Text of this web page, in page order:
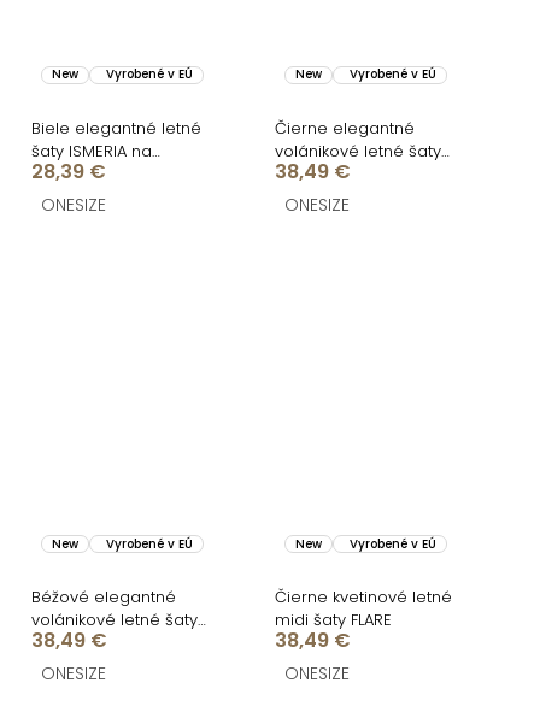
New Vyrobené v EÚ
Biele elegantné letné
šaty ISMERIA na
ramienkach
28,39 €
ONESIZE
New Vyrobené v EÚ
Čierne elegantné
volánikové letné šaty
VELANA
38,49 €
ONESIZE
New Vyrobené v EÚ
Béžové elegantné
volánikové letné šaty
VELANA
38,49 €
ONESIZE
New Vyrobené v EÚ
Čierne kvetinové letné
midi šaty FLARE
38,49 €
ONESIZE